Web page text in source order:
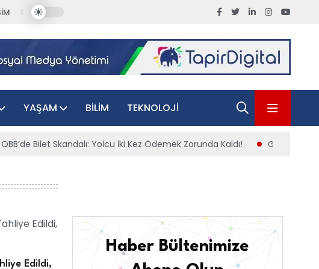
YAŞAM BILIM TEKNOLOJI
İki Kez Ödemek Zorunda Kaldı! Gece Hayatında Yeni Dönem:
Edildi,
Haber Bültenimize